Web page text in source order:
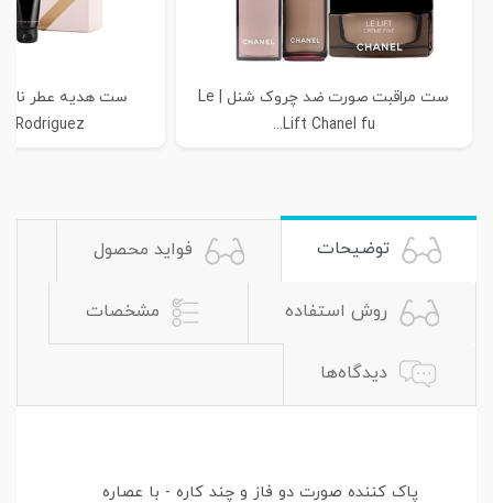
ست مراقبت صورت ضد چروک شنل | Le
Lift Chanel fu...
ست هدیه عطر
Rodriguez...
توضیحات فواید محصول
روش استفاده مشخصات
دیدگاه‌ها
پاک کننده صورت دو فاز و چند کاره - با عصاره